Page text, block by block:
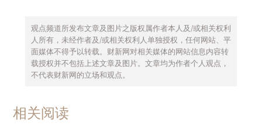
观点频道所发布文章及图片之版权属作者本人及/或相关权利
人所有，未经作者及/或相关权利人单独授权，任何网站、平
面媒体不得予以转载。财新网对相关媒体的网站信息内容转
载授权并不包括上述文章及图片。文章均为作者个人观点，
不代表财新网的立场和观点。
相关阅读